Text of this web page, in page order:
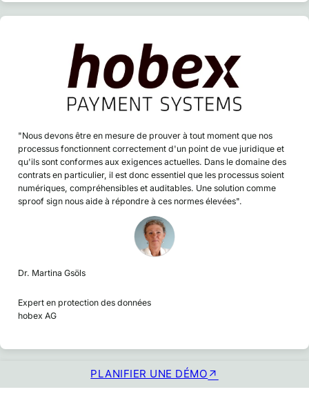
"Nous devons être en mesure de prouver à tout moment que nos
processus fonctionnent correctement d'un point de vue juridique et
qu'ils sont conformes aux exigences actuelles. Dans le domaine des
contrats en particulier, il est donc essentiel que les processus soient
numériques, compréhensibles et auditables. Une solution comme
sproof sign nous aide à répondre à ces normes élevées".
Dr. Martina Gsöls
Expert en protection des données
hobex AG
PLANIFIER UNE DÉMO